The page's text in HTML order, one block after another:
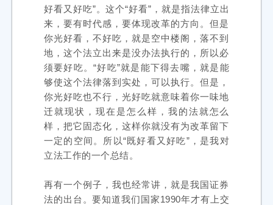
好看又好吃”。这个“好看”，就是指法律立出
来，要有时代感，要体现改革的方向。但是
你光好看，不好吃，就是空中楼阁，落不到
地，这个法立出来是没办法执行的，所以必
须要好吃。“好吃”就是能下得去嘴，就是能
够使这个法律落到实处，可以执行。但是，
你光好吃也不行，光好吃就意味着你一味地
迁就现状，现在是怎么样，我的法就怎么
样，把它固态化，这样你就没有为改革留下
一定的空间。所以“既好看又好吃”，是我对
立法工作的一个总结。
再有一个例子，我也经常讲，就是我国证券
法的出台。要知道我们国家1990年才有上交